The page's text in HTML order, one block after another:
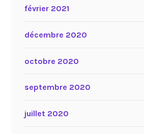
février 2021
décembre 2020
octobre 2020
septembre 2020
juillet 2020